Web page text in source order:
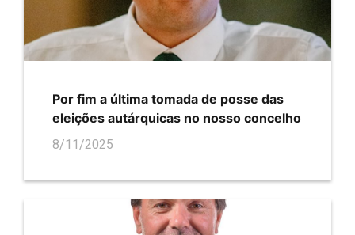
Por fim a última tomada de posse das
eleições autárquicas no nosso concelho
8/11/2025